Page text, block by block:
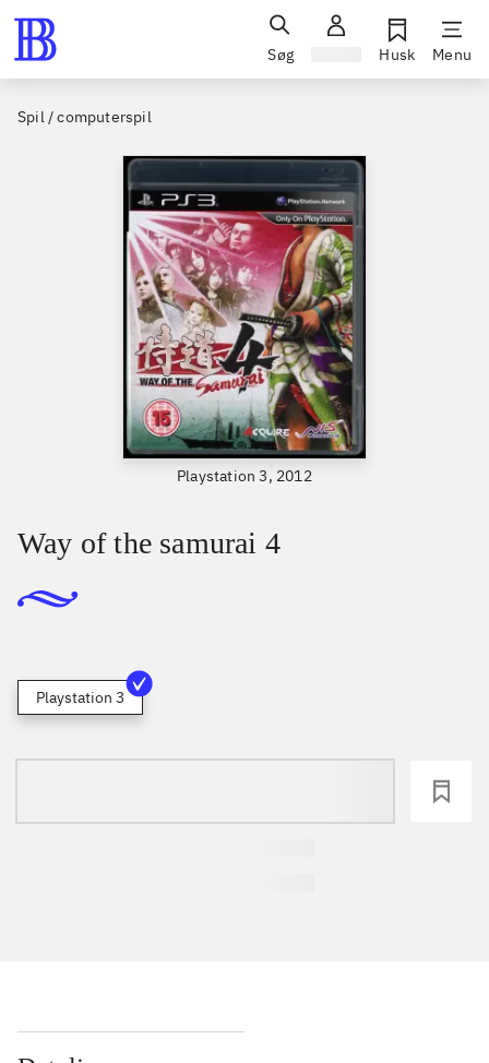
Søg Husk Menu
Spil / computerspil
Playstation 3, 2012
Way of the samurai 4
Playstation 3